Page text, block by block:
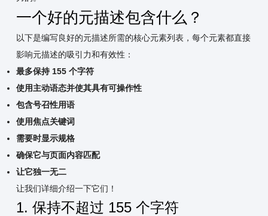
一个好的元描述包含什么？
以下是编写良好的元描述所需的核心元素列表，每个元素都直接
影响元描述的吸引力和有效性：
最多保持 155 个字符
使用主动语态并使其具有可操作性
包含号召性用语
使用焦点关键词
需要时显示规格
确保它与页面内容匹配
让它独一无二
让我们详细介绍一下它们！
1. 保持不超过 155 个字符